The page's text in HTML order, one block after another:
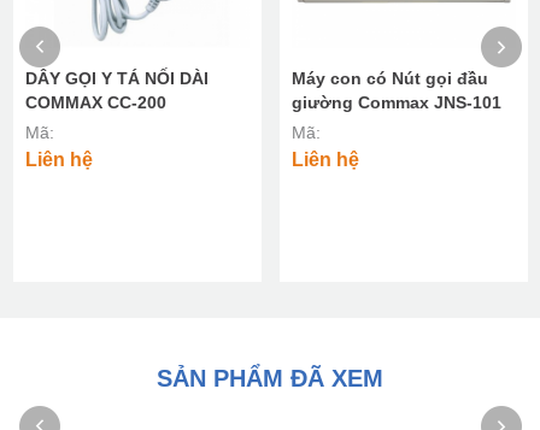
DÂY GỌI Y TÁ NỐI DÀI
COMMAX CC-200
Mã:
Liên hệ
Máy con có Nút gọi đầu
giường Commax JNS-101
Mã:
Liên hệ
SẢN PHẨM ĐÃ XEM